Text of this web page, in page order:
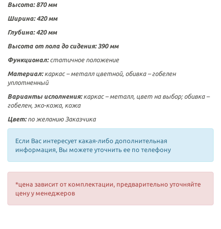
Высота: 870 мм
Ширина: 420 мм
Глубина: 420 мм
Высота от пола до сидения: 390 мм
Функционал:статичное положение
Материал:каркас – металл цветной, обивка – гобелен
уплотненный
Варианты исполнения:каркас – металл, цвет на выбор; обивка –
гобелен, эко-кожа, кожа
Цвет: по желанию Заказчика
Если Вас интересует какая-либо дополнительная
информация, Вы можете уточнить ее по телефону
*цена зависит от комплектации, предварительно уточняйте
цену у менеджеров